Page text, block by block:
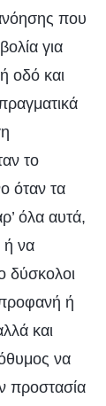
που
για
οδό και
το
όταν τα
όλα αυτά,
ή να
δύσκολοι
ή
και
να
προστασία